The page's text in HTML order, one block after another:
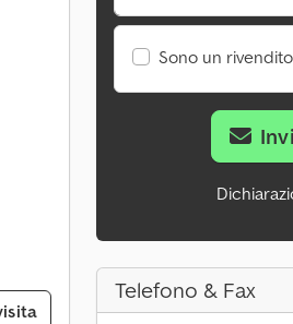
Sono un
Telefono & Fax